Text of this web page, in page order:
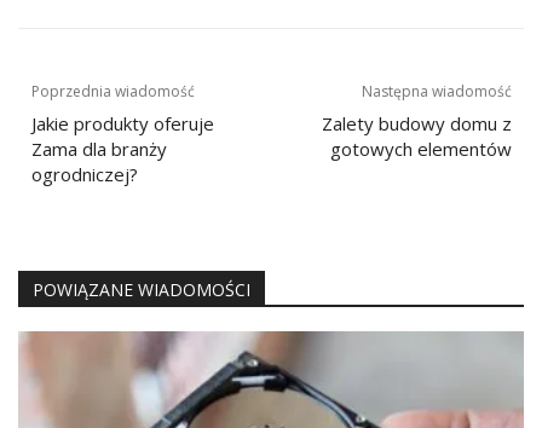
Nawigacja
wpisu
Poprzednia wiadomość
Jakie produkty oferuje
Zama dla branży
ogrodniczej?
Następna wiadomość
Zalety budowy domu z
gotowych elementów
POWIĄZANE WIADOMOŚCI